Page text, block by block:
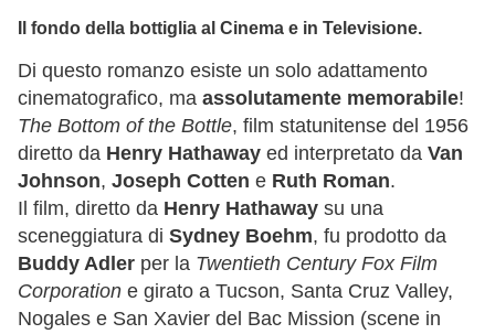
Il fondo della bottiglia al Cinema e in Televisione.
Di questo romanzo esiste un solo adattamento
cinematografico, ma assolutamente memorabile!
The Bottom of the Bottle, film statunitense del 1956
diretto da Henry Hathaway ed interpretato da Van
Johnson, Joseph Cotten e Ruth Roman.
Il film, diretto da Henry Hathaway su una
sceneggiatura di Sydney Boehm, fu prodotto da
Buddy Adler per la Twentieth Century Fox Film
Corporation e girato a Tucson, Santa Cruz Valley,
Nogales e San Xavier del Bac Mission (scene in